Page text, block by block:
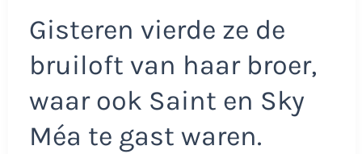
Gisteren vierde ze de
bruiloft van haar broer,
waar ook Saint en Sky
Méa te gast waren.